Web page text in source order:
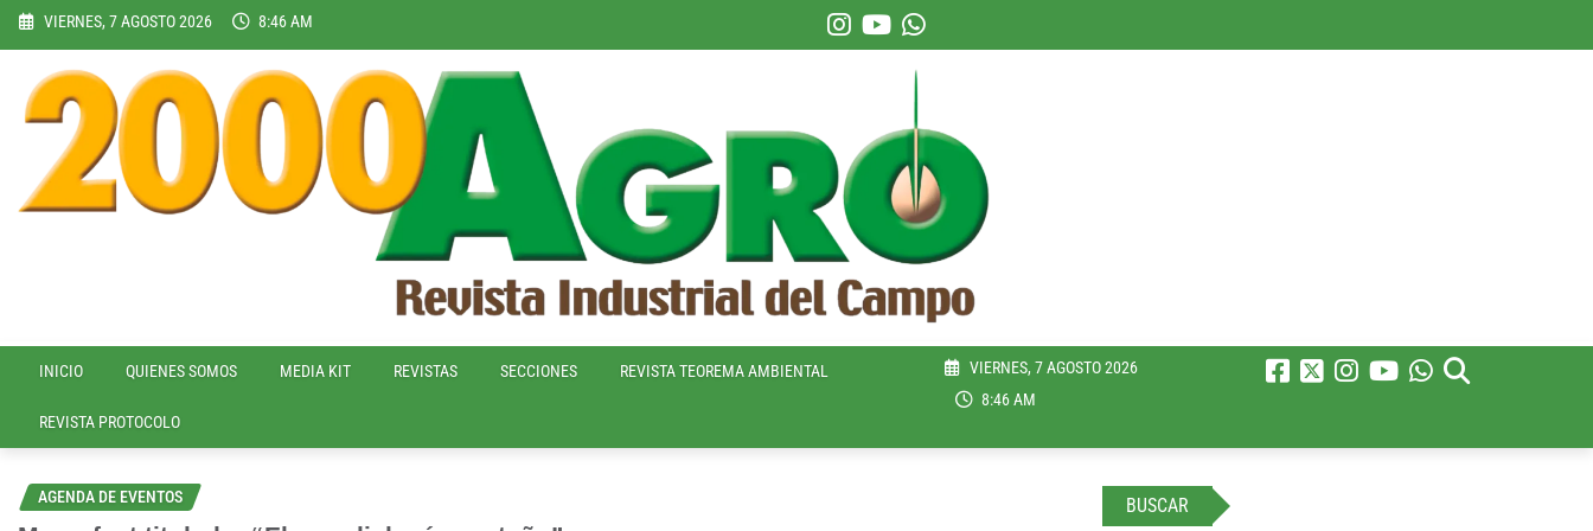
Skip
content
VIERNES, 7 AGOSTO 2026 8:46 AM
INICIO QUIENES SOMOS MEDIA KIT REVISTAS SECCIONES REVISTA TEOREMA AMBIENTAL
REVISTA PROTOCOLO
VIERNES, 7 AGOSTO 2026
8:46 AM
AGENDA DE EVENTOS BUSCAR